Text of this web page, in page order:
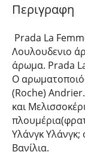
Περιγραφη
Prada La
Λουλουδενιο
άρωμα. Prada
Ο
(Roche)
και
Υλάνγκ Υλάνγκ;
Βανίλια.